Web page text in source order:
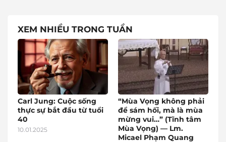
XEM NHIỀU TRONG TUẦN
Carl Jung: Cuộc sống
thực sự bắt đầu từ tuổi
40
10.01.2025
“Mùa Vọng không phải
để sám hối, mà là mùa
mừng vui…” (Tĩnh tâm
Mùa Vọng) — Lm.
Micael Phạm Quang